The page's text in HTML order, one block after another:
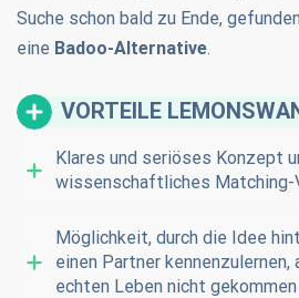
Suche schon bald zu Ende,
eine Badoo-Alternative.
VORTEILE
Klares und seriöses Konzept
wissenschaftliches Matching-
Möglichkeit, durch die Idee
einen Partner kennenzulernen,
echten Leben nicht